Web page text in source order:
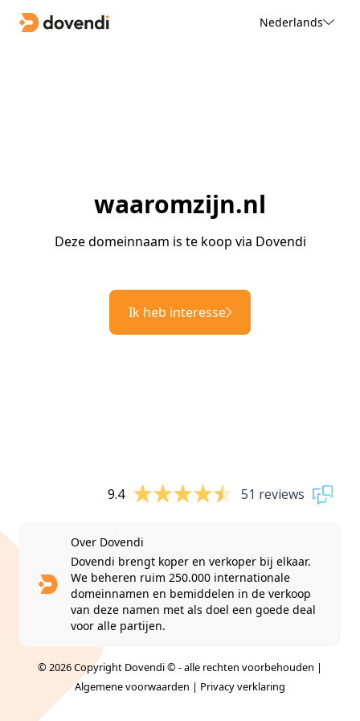
Nederlands
waaromzijn.nl
Deze domeinnaam is te koop via Dovendi
Ik heb interesse
9.4 51 reviews
Over Dovendi
Dovendi brengt koper en verkoper bij elkaar.
We beheren ruim 250.000 internationale
domeinnamen en bemiddelen in de verkoop
van deze namen met als doel een goede deal
voor alle partijen.
© 2026 Copyright Dovendi © - alle rechten voorbehouden |
Algemene voorwaarden | Privacy verklaring